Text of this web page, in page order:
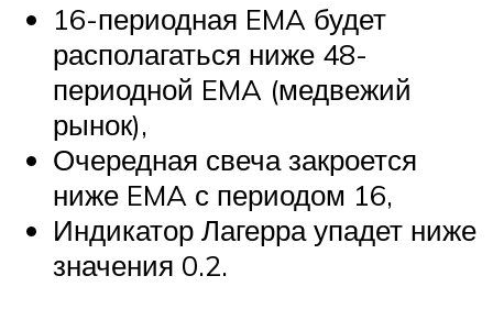
16-периодная EMA будет
располагаться ниже 48-
периодной EMA (медвежий
рынок),
Очередная свеча закроется
ниже EMA с периодом 16,
Индикатор Лагерра упадет ниже
значения 0.2.